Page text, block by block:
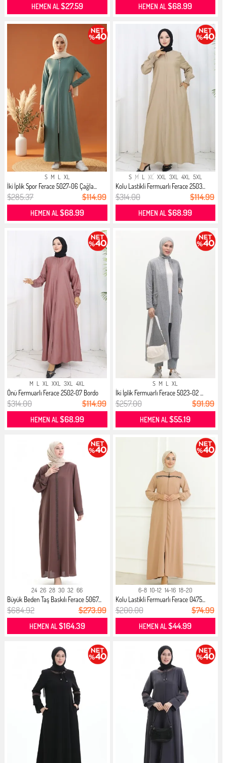
HEMEN AL$27.59 HEMEN AL$68.99
S M L XL
İki İplik Spor Ferace 5027-06 Çağla...
$285.37 $114.99
HEMEN AL$68.99
S M L XL XXL 3XL 4XL 5XL
Kolu Lastikli Fermuarlı Ferace 2503...
$314.00 $114.99
HEMEN AL$68.99
M L XL XXL 3XL 4XL
Önü Fermuarlı Ferace 2502-07 Bordo
$314.00 $114.99
HEMEN AL$68.99
S M L XL
İki İplik Fermuarlı Ferace 5023-02 ...
$257.00 $91.99
HEMEN AL$55.19
24 26 28 30 32 66
Büyük Beden Taş Baskılı Ferace 5067...
$684.92 $273.99
HEMEN AL$164.39
6-8 10-12 14-16 18-20
Kolu Lastikli Fermuarlı Ferace 0475...
$200.00 $74.99
HEMEN AL$44.99